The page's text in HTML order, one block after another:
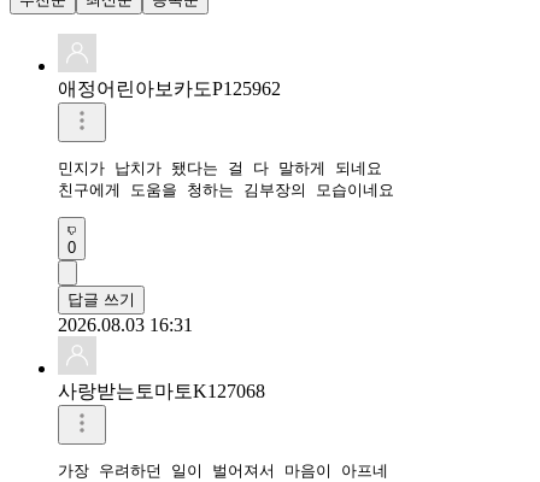
애정어린아보카도P125962
민지가 납치가 됐다는 걸 다 말하게 되네요
친구에게 도움을 청하는 김부장의 모습이네요
0
답글 쓰기
2026.08.03 16:31
사랑받는토마토K127068
가장 우려하던 일이 벌어져서 마음이 아프네